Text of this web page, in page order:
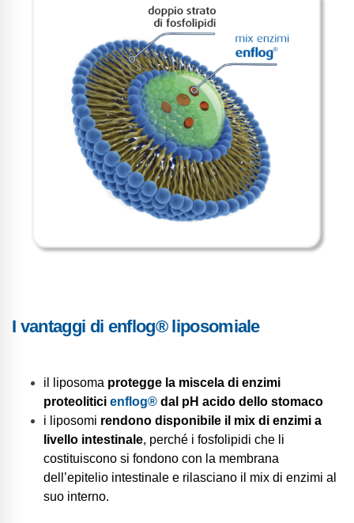
I vantaggi di enflog® liposomiale
il liposoma protegge la miscela di enzimi
proteolitici enflog® dal pH acido dello stomaco
i liposomi rendono disponibile il mix di enzimi a
livello intestinale, perché i fosfolipidi che li
costituiscono si fondono con la membrana
dell’epitelio intestinale e rilasciano il mix di enzimi al
suo interno.